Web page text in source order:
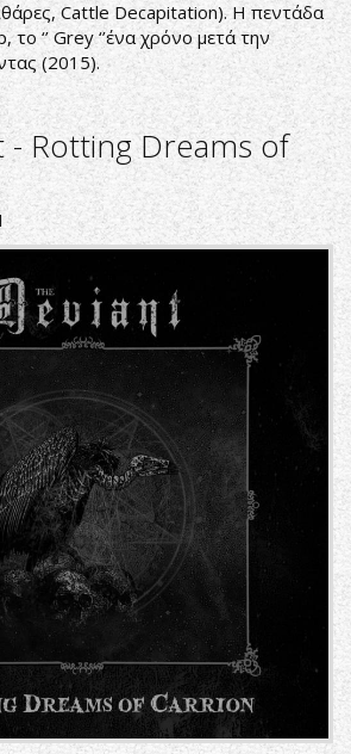
Cattle Decapitation). Η πεντάδα
‘’ Grey ‘’ένα χρόνο μετά την
(2015).
- Rotting Dreams of